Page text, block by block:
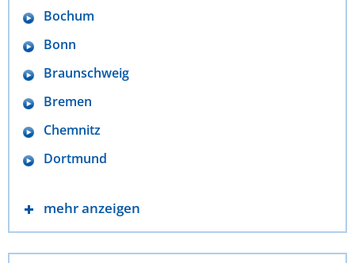
Bochum
Bonn
Braunschweig
Bremen
Chemnitz
Dortmund
mehr anzeigen